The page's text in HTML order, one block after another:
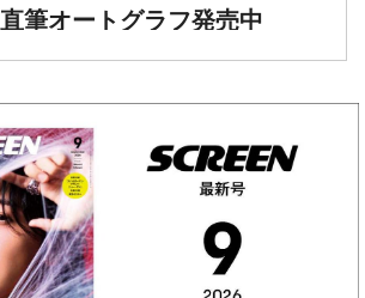
直筆オートグラフ発売中